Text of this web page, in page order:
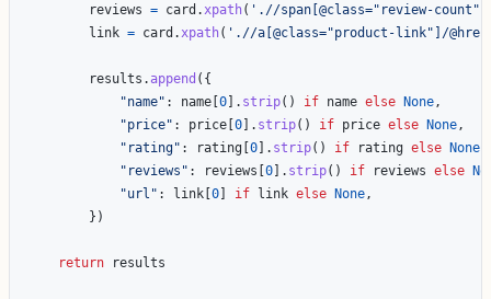
reviews = card . xpath( ' .//span[@class=" review-count "
link = card . xpath( ' .//a[@class="product-link" ]/@href
results . append ({
"name" : name [0]. strip() if name else None ,
"price" : price [0]. strip() if price else None ,
" rating" : rating [0]. strip() if rating else None
" reviews " : reviews [0]. strip() if reviews else
"url " : link [0] if link else None ,
})
return results